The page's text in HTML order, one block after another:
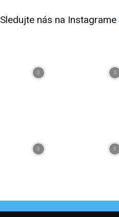
Sledujte nás na Instagrame